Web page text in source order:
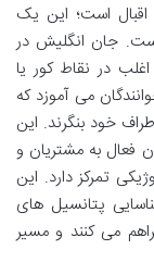
است؛ این یک
جان انگلیش در
در نقاط کور یا
می آموزد که
خود بنگرند. این
فعال به مشتریان و
تمرکز دارد. این
پتانسیل های
می کنند و مسیر